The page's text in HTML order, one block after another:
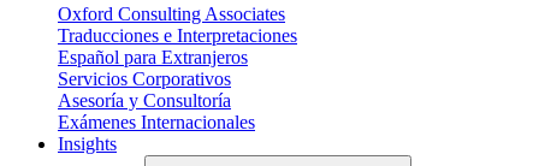
Oxford Consulting Associates
Traducciones e Interpretaciones
Español para Extranjeros
Servicios Corporativos
Asesoría y Consultoría
Exámenes Internacionales
Insights